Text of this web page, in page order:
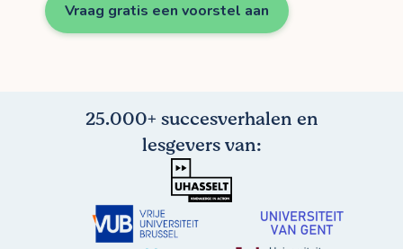
Vraag gratis een voorstel aan
25.000+ succesverhalen en
lesgevers van: